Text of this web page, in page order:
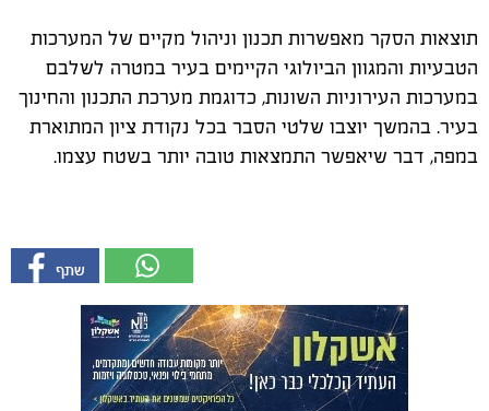
תוצאות הסקר מאפשרות תכנון וניהול מקיים של המערכות
הטבעיות והמגוון הביולוגי הקיימים בעיר במטרה לשלבם
במערכות העירוניות השונות, כדוגמת מערכת התכנון והחינוך
בעיר. בהמשך יוצבו שלטי הסבר בכל נקודת ציון המתוארת
במפה, דבר שיאפשר התמצאות טובה יותר בשטח עצמו.